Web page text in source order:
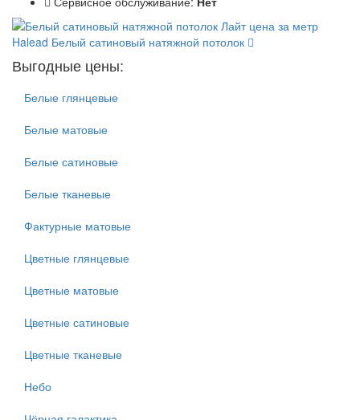
Halead Белый сатиновый натяжной потолок
Выгодные цены:
Белые глянцевые
Белые матовые
Белые сатиновые
Белые тканевые
Фактурные матовые
Цветные глянцевые
Цветные матовые
Цветные сатиновые
Цветные тканевые
Небо